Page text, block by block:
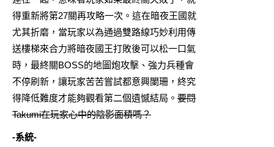
得重新將第27關再攻略一次。這在暗夜王國就
尤其折磨，當玩家以為通過雙路線巧妙利用傳
送樓梯來合力將暗夜國王打敗後可以松一口氣
時，最終關BOSS的地圖炮攻擊、強力兵種會
不停刷新，讓玩家苦苦嘗試都意興闌珊，終究
得降低難度才能夠觀看第二個遺憾結局。 要問
Takumi在玩家心中的陰影面積嗎？
-系統-